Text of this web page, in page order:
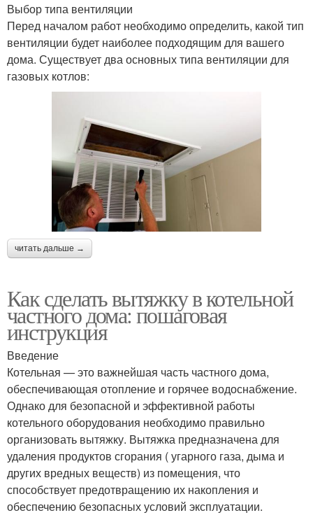
Выбор типа вентиляции
Перед началом работ необходимо определить, какой тип
вентиляции будет наиболее подходящим для вашего
дома. Существует два основных типа вентиляции для
газовых котлов:
читать дальше →
Как сделать вытяжку в котельной
частного дома: пошаговая
инструкция
Введение
Котельная — это важнейшая часть частного дома,
обеспечивающая отопление и горячее водоснабжение.
Однако для безопасной и эффективной работы
котельного оборудования необходимо правильно
организовать вытяжку. Вытяжка предназначена для
удаления продуктов сгорания ( угарного газа, дыма и
других вредных веществ) из помещения, что
способствует предотвращению их накопления и
обеспечению безопасных условий эксплуатации.